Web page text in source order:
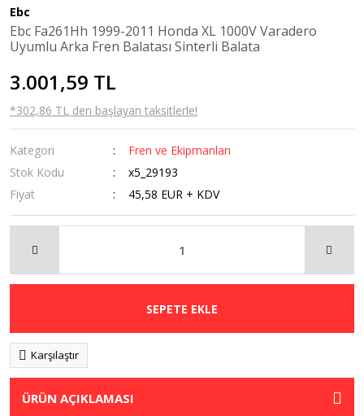
Ebc
Ebc Fa261Hh 1999-2011 Honda XL 1000V Varadero
Uyumlu Arka Fren Balatası Sinterli Balata
3.001,59 TL
*302,86 TL den başlayan taksitlerle!
Kategori
Fren ve Ekipmanları
Stok Kodu
x5_29193
Fiyat
45,58 EUR + KDV
SEPETE EKLE
Karşılaştır
ÜRÜN AÇIKLAMASI